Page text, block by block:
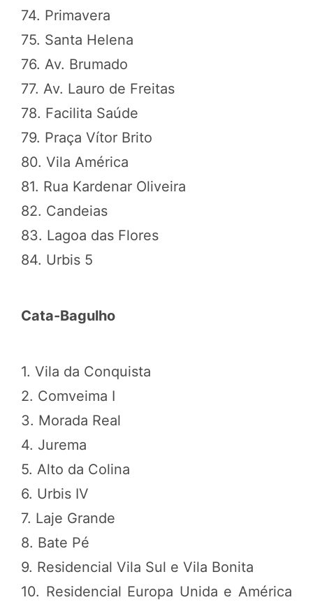
74. Primavera
75. Santa Helena
76. Av. Brumado
77. Av. Lauro de Freitas
78. Facilita Saúde
79. Praça Vítor Brito
80. Vila América
81. Rua Kardenar Oliveira
82. Candeias
83. Lagoa das Flores
84. Urbis 5
Cata-Bagulho
1. Vila da Conquista
2. Comveima I
3. Morada Real
4. Jurema
5. Alto da Colina
6. Urbis IV
7. Laje Grande
8. Bate Pé
9. Residencial Vila Sul e Vila Bonita
10. Residencial Europa Unida e América